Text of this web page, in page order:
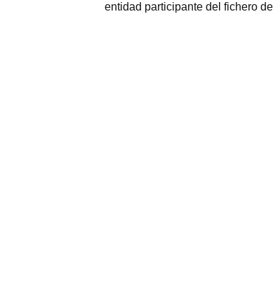
entidad participante del fichero